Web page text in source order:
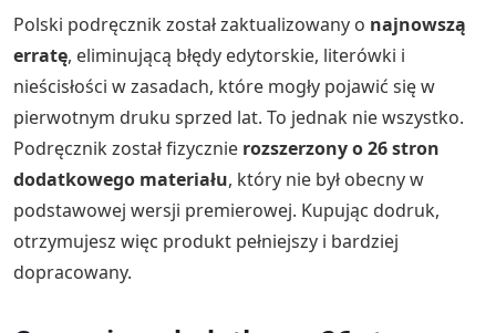
Polski podręcznik został zaktualizowany o najnowszą
erratę, eliminującą błędy edytorskie, literówki i
nieścisłości w zasadach, które mogły pojawić się w
pierwotnym druku sprzed lat. To jednak nie wszystko.
Podręcznik został fizycznie rozszerzony o 26 stron
dodatkowego materiału, który nie był obecny w
podstawowej wersji premierowej. Kupując dodruk,
otrzymujesz więc produkt pełniejszy i bardziej
dopracowany.